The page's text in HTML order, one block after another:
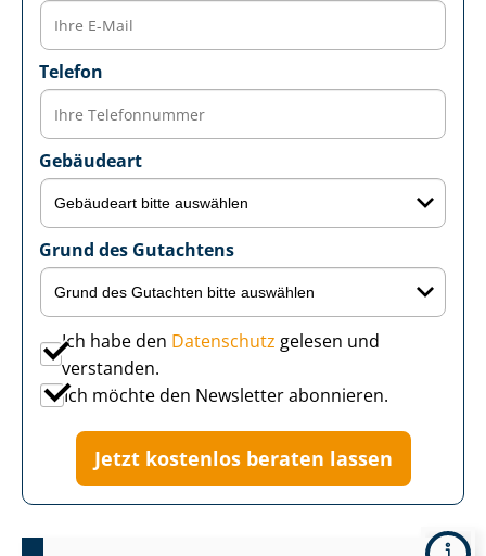
Telefon
Gebäudeart
Grund des Gutachtens
Ich habe den Datenschutz gelesen und
verstanden.
Ich möchte den Newsletter abonnieren.
Jetzt kostenlos beraten lassen